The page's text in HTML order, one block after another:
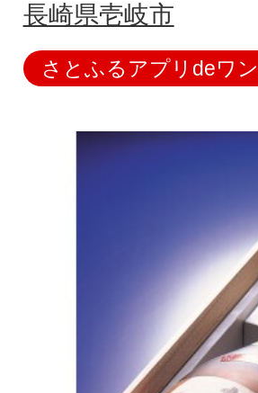
長崎県壱岐市
さとふるアプリdeワ